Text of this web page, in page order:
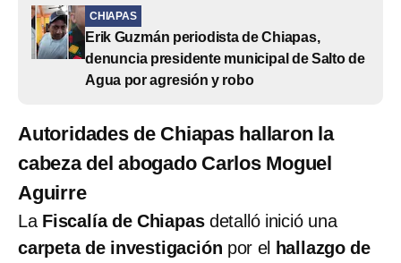
CHIAPAS
Erik Guzmán periodista de Chiapas,
denuncia presidente municipal de Salto de
Agua por agresión y robo
Autoridades de Chiapas hallaron la
cabeza del abogado Carlos Moguel
Aguirre
La Fiscalía de Chiapas detalló inició una
carpeta de investigación por el hallazgo de